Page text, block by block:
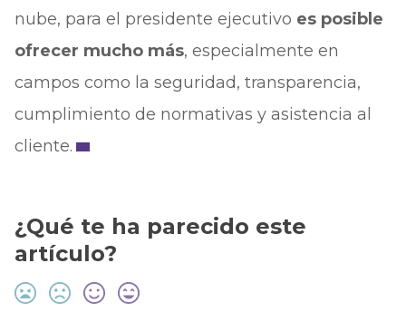
nube, para el presidente ejecutivo es posible
ofrecer mucho más, especialmente en
campos como la seguridad, transparencia,
cumplimiento de normativas y asistencia al
cliente.
¿Qué te ha parecido este
artículo?